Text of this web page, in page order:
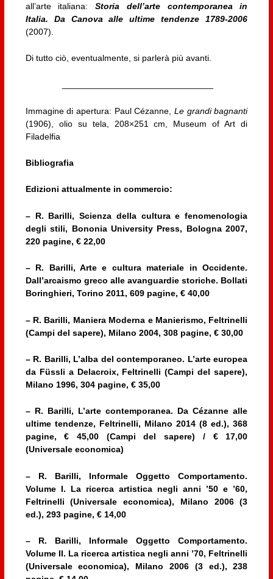
all’arte italiana:Storia dell’arte contemporanea in
Italia. Da Canova alle ultime tendenze 1789-2006
(2007).
Di tutto ciò, eventualmente, si parlerà più avanti.
Immagine di apertura: Paul Cézanne, Le grandi bagnanti
(1906), olio su tela, 208×251 cm, Museum of Art di
Filadelfia
Bibliografia
Edizioni attualmente in commercio:
– R. Barilli, Scienza della cultura e fenomenologia
degli stili, Bononia University Press, Bologna 2007,
220 pagine, € 22,00
– R. Barilli, Arte e cultura materiale in Occidente.
Dall’arcaismo greco alle avanguardie storiche. Bollati
Boringhieri, Torino 2011, 609 pagine, € 40,00
– R. Barilli, Maniera Moderna e Manierismo, Feltrinelli
(Campi del sapere), Milano 2004, 308 pagine, € 30,00
– R. Barilli, L’alba del contemporaneo. L’arte europea
da Füssli a Delacroix, Feltrinelli (Campi del sapere),
Milano 1996, 304 pagine, € 35,00
– R. Barilli, L’arte contemporanea. Da Cézanne alle
ultime tendenze, Feltrinelli, Milano 2014 (8 ed.), 368
pagine, € 45,00 (Campi del sapere) / € 17,00
(Universale economica)
– R. Barilli, Informale Oggetto Comportamento.
Volume I. La ricerca artistica negli anni ’50 e ’60,
Feltrinelli (Universale economica), Milano 2006 (3
ed.), 293 pagine, € 14,00
– R. Barilli, Informale Oggetto Comportamento.
Volume II. La ricerca artistica negli anni ’70, Feltrinelli
(Universale economica), Milano 2006 (3 ed.), 238